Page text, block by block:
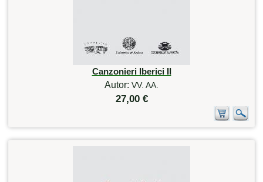
Canzonieri Iberici II
Autor: VV. AA.
27,00 €